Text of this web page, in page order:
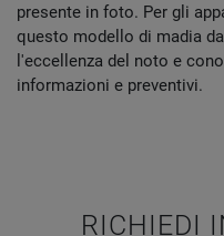
presente in foto. Per gli
questo modello di madia
l'eccellenza del noto e
informazioni e preventivi.
RICHIEDI